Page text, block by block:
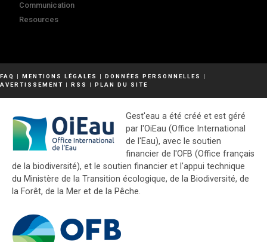
Communication
Resources
FAQ | MENTIONS LÉGALES | DONNÉES PERSONNELLES
|
AVERTISSEMENT | RSS | PLAN DU SITE
Gest'eau a été créé et est géré
par l'OiEau (Office International
de l'Eau), avec le soutien
financier de l'OFB (Office français
de la biodiversité), et le soutien financier et l'appui technique
du Ministère de la Transition écologique, de la Biodiversité, de
la Forêt, de la Mer et de la Pêche.